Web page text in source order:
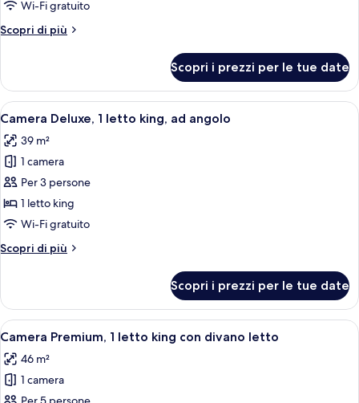
Camera,
1
letto
Wi-Fi gratuito
Scopri di più
Altri
1
letto
king
Scopri i prezzi per le tue date
Apri
tutte
le
foto
per
Camera
Deluxe,
letto
angolo
Una camera d'albergo con un letto
3
Camera Deluxe, 1 letto king, ad angolo
39 m²
1 camera
Per 3 persone
1 letto king
Wi-Fi gratuito
Scopri di più
Altri
Deluxe,
letto
ad
angolo
Scopri i prezzi per le tue date
Apri
tutte
le
foto
Un soggiorno con un divano
3
Camera Premium, 1 letto king con divano letto
46 m²
1 camera